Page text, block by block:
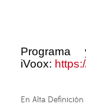
iVoox:
En Alta Definición